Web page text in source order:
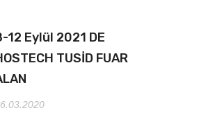
12 Eylül 2021 DE
TUSİD FUAR